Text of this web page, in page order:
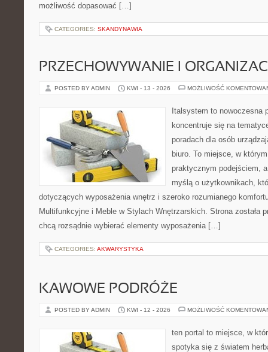
możliwość dopasować […]
CATEGORIES: SKANDYNAWIA
PRZECHOWYWANIE I
POSTED BY ADMIN KWI - 13 - 2026 MOŻLIWOŚĆ
Italsystem to nowoczesna
koncentruje się na
poradach dla osób
biuro. To miejsce, w
praktycznym podejściem,
myślą o użytkownikach,
dotyczących wyposażenia wnętrz i szeroko rozumianego
Multifunkcyjne i Meble w Stylach Wnętrzarskich. Strona została
chcą rozsądnie wybierać elementy wyposażenia […]
CATEGORIES: AKWARYSTYKA
KAWOWE PODRÓŻE
POSTED BY ADMIN KWI - 12 - 2026 MOŻLIWOŚĆ
ten portal to miejsce, w
spotyka się z światem